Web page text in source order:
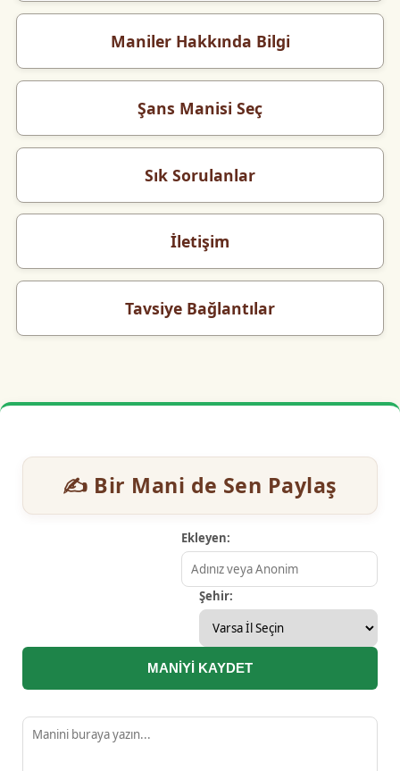
Maniler Hakkında Bilgi
Şans Manisi Seç
Sık Sorulanlar
İletişim
Tavsiye Bağlantılar
✍️ Bir Mani de Sen Paylaş
Ekleyen:
Şehir:
MANİYİ KAYDET